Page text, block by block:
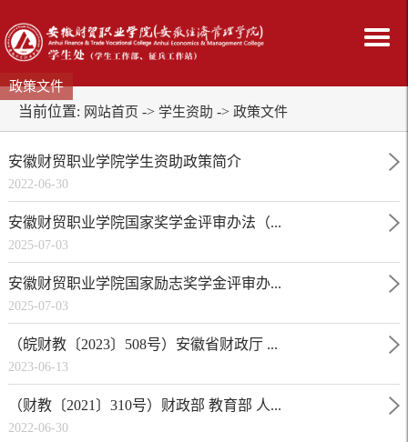
政策文件
当前位置: 网站首页 -> 学生资助 -> 政策文件
安徽财贸职业学院学生资助政策简介
2022-06-30
安徽财贸职业学院国家奖学金评审办法（...
2025-07-03
安徽财贸职业学院国家励志奖学金评审办...
2025-07-03
（皖财教〔2023〕508号）安徽省财政厅 ...
2023-06-13
（财教〔2021〕310号）财政部 教育部 人...
2022-06-30